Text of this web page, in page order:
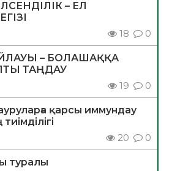
– ЕЛ
18 0
– БОЛАШАҚҚА
ТАҢДАУ
19 0
қарсы иммундау
20 0
туралы